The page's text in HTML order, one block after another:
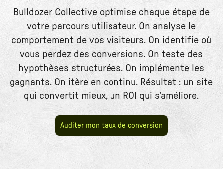
Bulldozer Collective optimise chaque étape de
votre parcours utilisateur. On analyse le
comportement de vos visiteurs. On identifie où
vous perdez des conversions. On teste des
hypothèses structurées. On implémente les
gagnants. On itère en continu. Résultat : un site
qui convertit mieux, un ROI qui s'améliore.
Auditer mon taux de conversion